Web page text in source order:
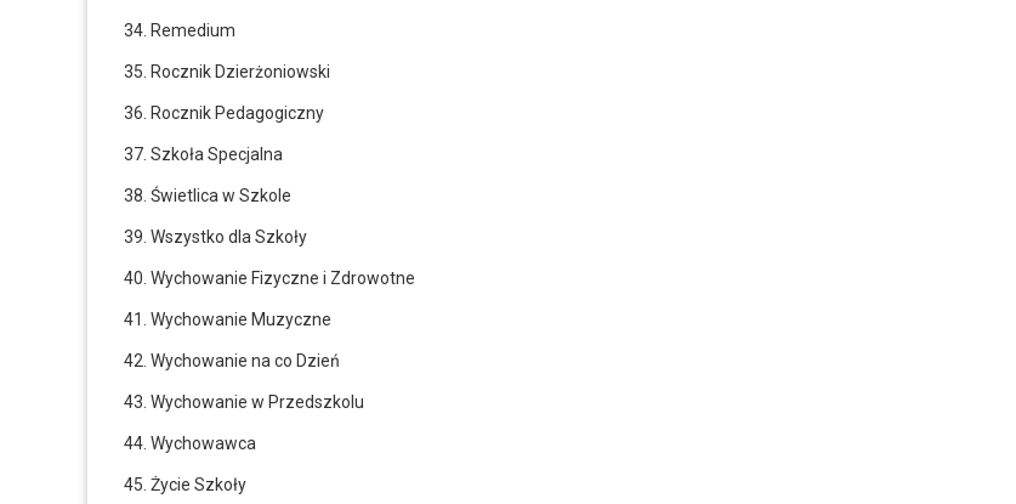
34. Remedium
35. Rocznik Dzierżoniowski
36. Rocznik Pedagogiczny
37. Szkoła Specjalna
38. Świetlica w Szkole
39. Wszystko dla Szkoły
40. Wychowanie Fizyczne i Zdrowotne
41. Wychowanie Muzyczne
42. Wychowanie na co Dzień
43. Wychowanie w Przedszkolu
44. Wychowawca
45. Życie Szkoły